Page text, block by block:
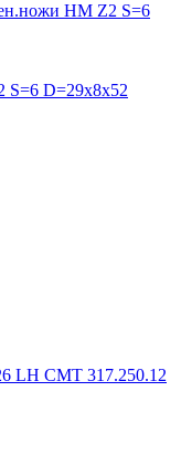
HM Z2 S=6
S=6 D=29x8x52
LH CMT 317.250.12